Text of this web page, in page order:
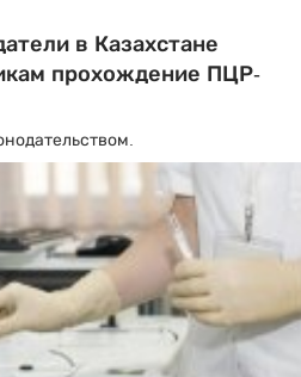
в Казахстане
прохождение ПЦР-